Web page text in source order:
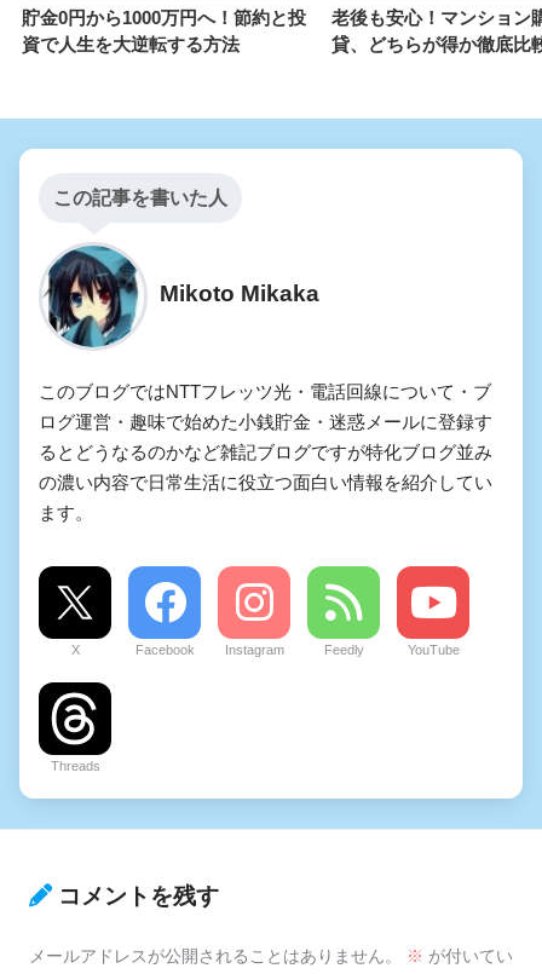
貯金0円から1000万円へ！節約と投
資で人生を大逆転する方法
老後も安心！マンション
貸、どちらが得か徹底比
この記事を書いた人
Mikoto Mikaka
このブログではNTTフレッツ光・電話回線について・ブ
ログ運営・趣味で始めた小銭貯金・迷惑メールに登録す
るとどうなるのかなど雑記ブログですが特化ブログ並み
の濃い内容で日常生活に役立つ面白い情報を紹介してい
ます。
X Facebook Instagram Feedly YouTube
Threads
コメントを残す
メールアドレスが公開されることはありません。 ※ が付いてい